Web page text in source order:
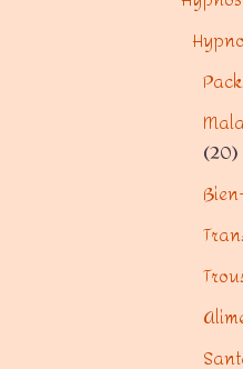
20